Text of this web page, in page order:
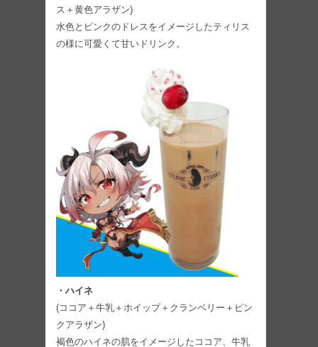
ス＋黄色アラザン)
水色とピンクのドレスをイメージしたティリス
の様に可愛くて甘いドリンク。
・ハイネ
(ココア＋牛乳＋ホイップ＋クランベリー＋ピン
クアラザン)
褐色のハイネの肌をイメージしたココア、牛乳